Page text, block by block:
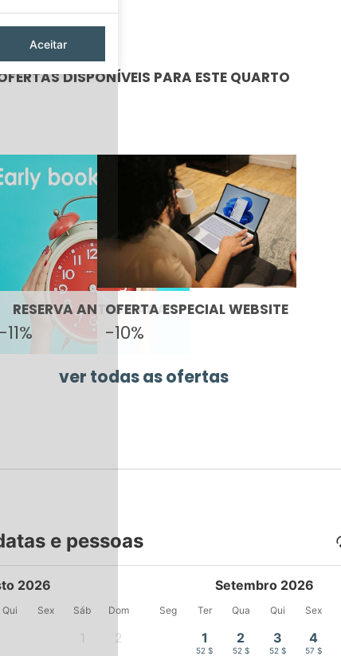
DISPONÍVEIS PARA ESTE QUARTO
RESERVA ANTECIPADA
-11%
OFERTA ESPECIAL WEBSITE
-10%
ver todas as ofertas
e pessoas
2026
Qui Sex Sáb Dom
1 2
Setembro 2026
Seg Ter Qua Qui Sex
1
52 $
2
52 $
3
52 $
4
57 $
Aceitar